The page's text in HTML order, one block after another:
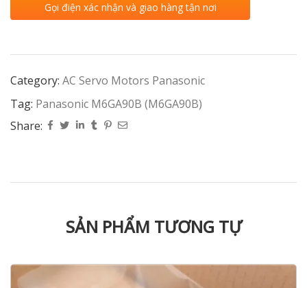
Gọi điện xác nhận và giao hàng tận nơi
Category: AC Servo Motors Panasonic
Tag: Panasonic M6GA90B (M6GA90B)
Share:
SẢN PHẨM TƯƠNG TỰ